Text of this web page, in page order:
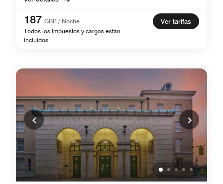
187 GBP / Noche
Todos los impuestos y cargos están
incluidos
Ver tarifas